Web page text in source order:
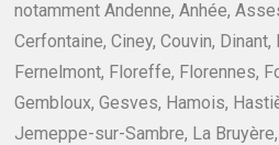
notamment Andenne, Anhée,
Cerfontaine, Ciney, Couvin,
Fernelmont, Floreffe, Florennes,
Gembloux, Gesves, Hamois,
Jemeppe-sur-Sambre, La